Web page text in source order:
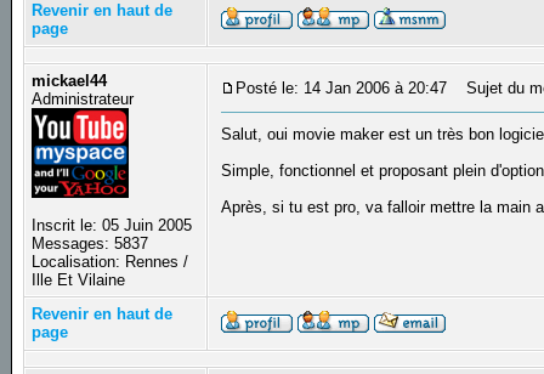
Revenir en haut de
page
mickael44
Administrateur
Inscrit le: 05 Juin 2005
Messages: 5837
Localisation: Rennes /
Ille Et Vilaine
Posté le: 14 Jan 2006 à 20:47 Sujet du
Salut, oui movie maker est un très bon
Simple, fonctionnel et proposant plein
Après, si tu est pro, va falloir mettre la main
Revenir en haut de
page